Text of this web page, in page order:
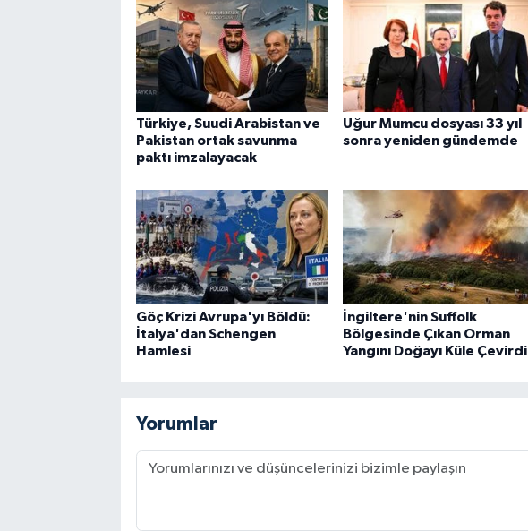
Türkiye, Suudi Arabistan ve
Pakistan ortak savunma
paktı imzalayacak
Uğur Mumcu dosyası 33 yıl
sonra yeniden gündemde
Göç Krizi Avrupa'yı Böldü:
İtalya'dan Schengen
Hamlesi
İngiltere'nin Suffolk
Bölgesinde Çıkan Orman
Yangını Doğayı Küle Çevirdi
Yorumlar